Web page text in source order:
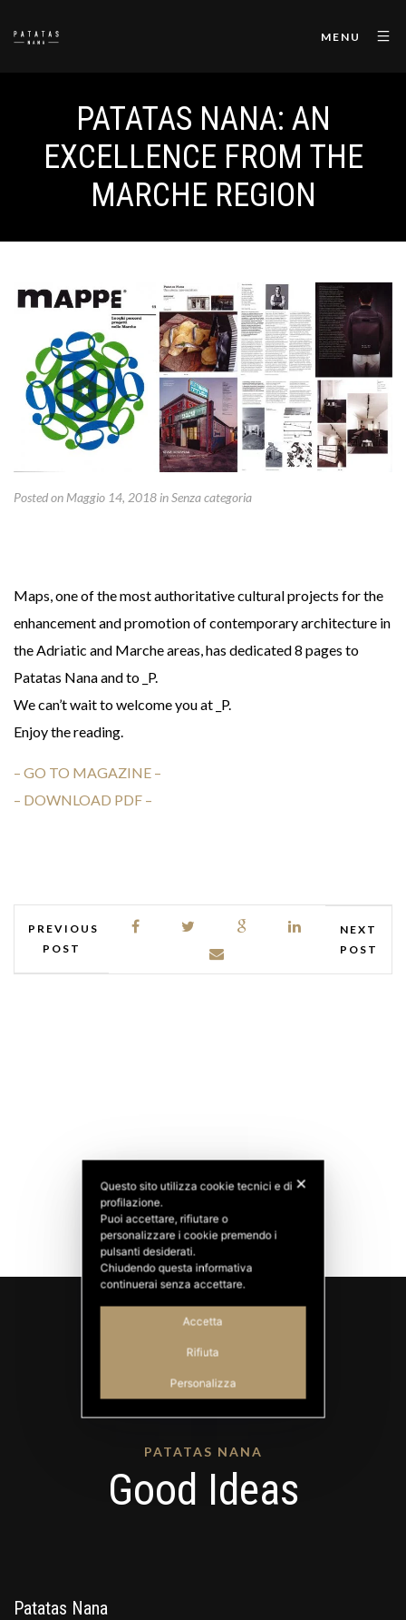
MENU
PATATAS NANA: AN
EXCELLENCE FROM THE
MARCHE REGION
Posted on Maggio 14, 2018 inSenza categoria
Maps, one of the most authoritative cultural projects for the
enhancement and promotion of contemporary architecture in
the Adriatic and Marche areas, has dedicated 8 pages to
Patatas Nana and to _P.
We can’t wait to welcome you at _P.
Enjoy the reading.
– GO TO MAGAZINE –
– DOWNLOAD PDF –
PREVIOUS
POST
NEXT
POST
PATATAS NANA
Good Ideas
Patatas Nana
✕
Questo sito utilizza cookie tecnici e di
profilazione.
Puoi accettare, rifiutare o
personalizzare i cookie premendo i
pulsanti desiderati.
Chiudendo questa informativa
continuerai senza accettare.
Accetta
Rifiuta
Personalizza